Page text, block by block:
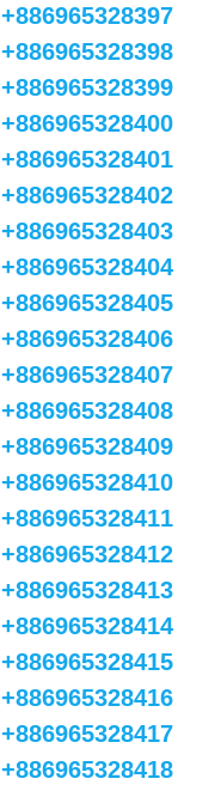
+886965328397
+886965328398
+886965328399
+886965328400
+886965328401
+886965328402
+886965328403
+886965328404
+886965328405
+886965328406
+886965328407
+886965328408
+886965328409
+886965328410
+886965328411
+886965328412
+886965328413
+886965328414
+886965328415
+886965328416
+886965328417
+886965328418